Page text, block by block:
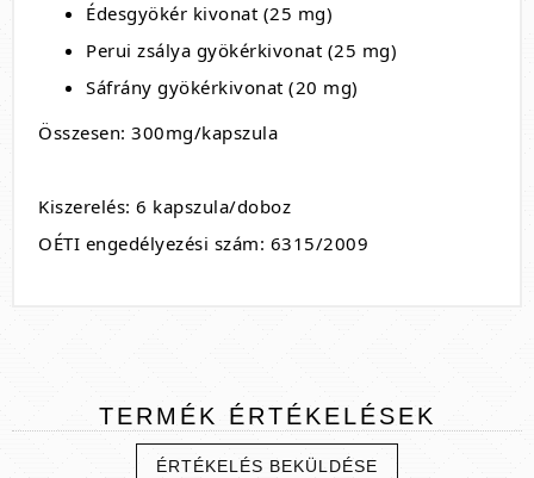
Édesgyökér kivonat (25 mg)
Perui zsálya gyökérkivonat (25 mg)
Sáfrány gyökérkivonat (20 mg)
Összesen: 300mg/kapszula
Kiszerelés: 6 kapszula/doboz
OÉTI engedélyezési szám: 6315/2009
TERMÉK ÉRTÉKELÉSEK
ÉRTÉKELÉS BEKÜLDÉSE